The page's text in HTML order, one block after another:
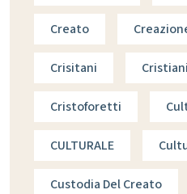
Creato
Crisitani
Cristoforetti
CULTURALE
Custodia Del Creato